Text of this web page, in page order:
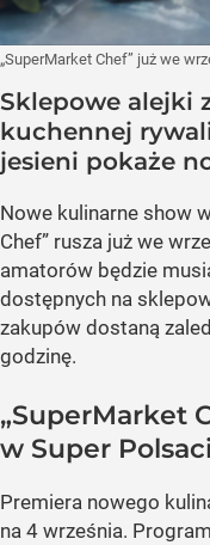
„SuperMarket Chef” już we
Sklepowe alejki
kuchennej
jesieni pokaże
Nowe kulinarne show
Chef” rusza już we
amatorów będzie
dostępnych na
zakupów dostaną
godzinę.
„SuperMarket
w Super
Premiera nowego
na 4 września.